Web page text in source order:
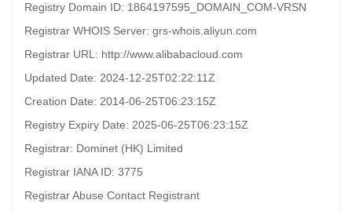
Registry Domain ID: 1864197595_DOMAIN_COM-VRSN
Registrar WHOIS Server: grs-whois.aliyun.com
Registrar URL: http://www.alibabacloud.com
Updated Date: 2024-12-25T02:22:11Z
Creation Date: 2014-06-25T06:23:15Z
Registry Expiry Date: 2025-06-25T06:23:15Z
Registrar: Dominet (HK) Limited
Registrar IANA ID: 3775
Registrar Abuse Contact Registrant